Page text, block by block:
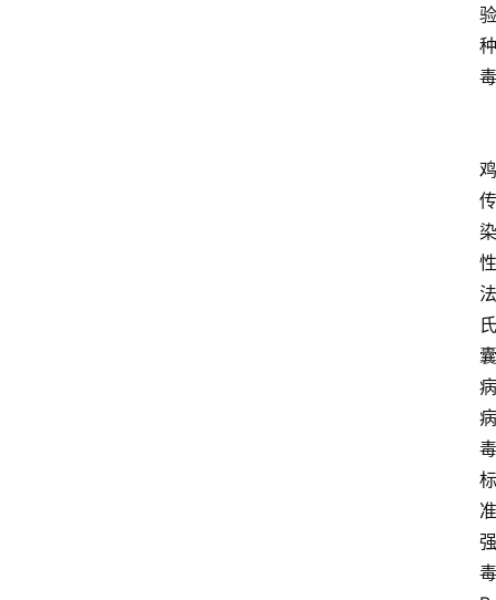
验
种
毒
鸡
传
染
性
法
氏
囊
病
病
毒
标
准
强
毒